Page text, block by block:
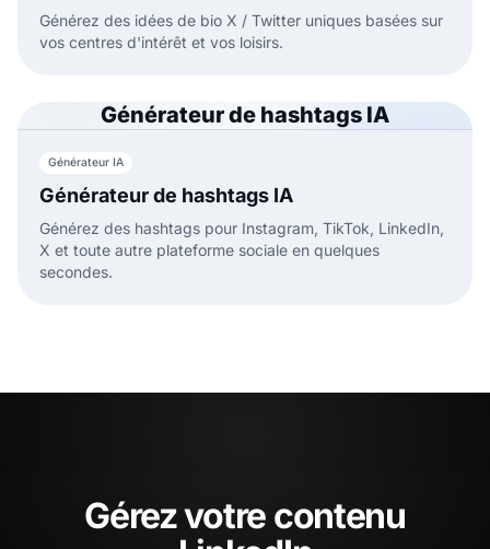
Générez des idées de bio X / Twitter uniques basées sur
vos centres d'intérêt et vos loisirs.
Générateur de hashtags IA
Générateur IA
Générateur de hashtags IA
Générez des hashtags pour Instagram, TikTok, LinkedIn,
X et toute autre plateforme sociale en quelques
secondes.
Gérez votre contenu